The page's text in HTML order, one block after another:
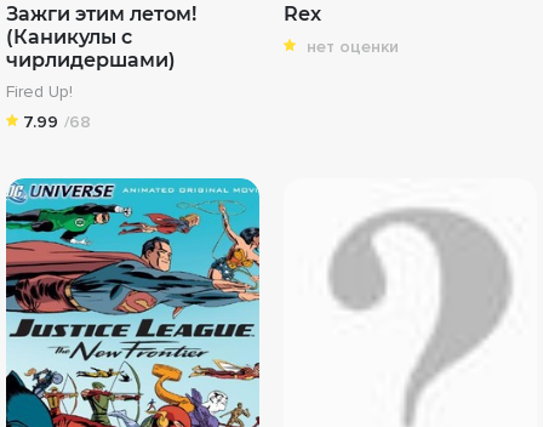
Зажги этим летом!
(Каникулы с
чирлидершами)
Fired Up!
7.99 /68
Rex
нет оценки